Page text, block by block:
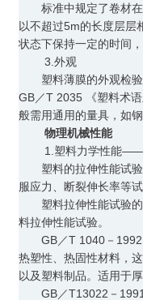
标准中规定了卷材在
以不超过5m的长度层层
状态下保持一定的时间
3.外观
塑料薄膜的外观检验
GB／T 2035 《塑料术
般需用通用的量具，如
物理机械性能
1.塑料力学性能——
塑料的拉伸性能试验
服应力、断裂伸长率等试
塑料拉伸性能试验的
料拉伸性能试验。
GB／T 1040－1992
热塑性、热固性材料，
以及塑料制品。适用于
GB／T13022－1991